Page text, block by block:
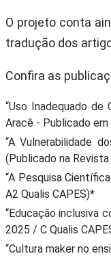
O projeto conta
tradução dos
Confira as
“Uso Inadequado
Aracê - Publicado
“A Vulnerabilidade
(Publicado na
“A Pesquisa
A2 Qualis CAPES)*
“Educação inclusiva
2025 / C Qualis
“Cultura maker no